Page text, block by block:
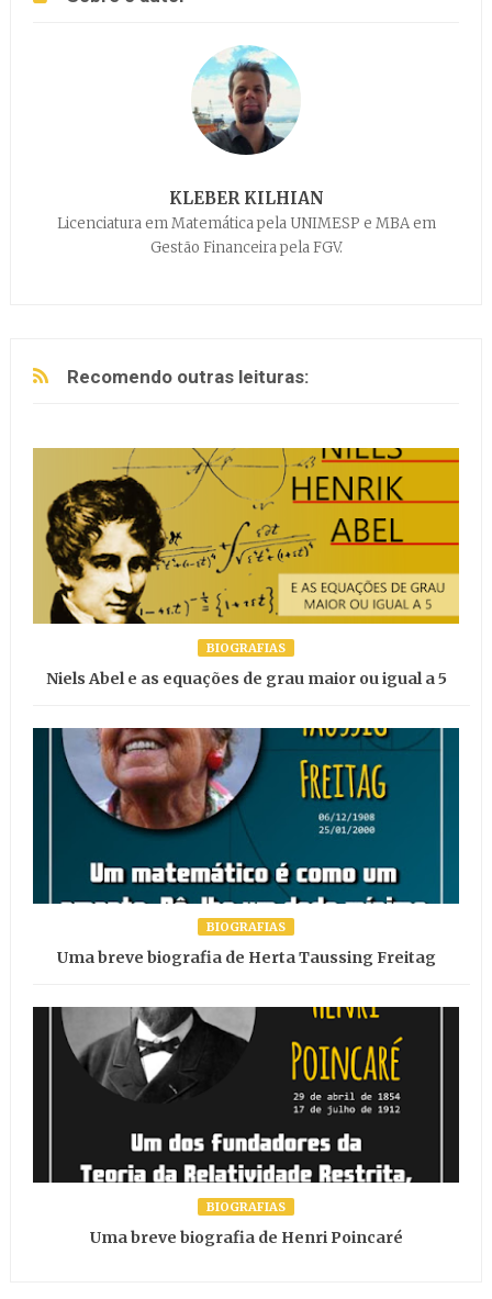
KLEBER KILHIAN
Licenciatura em Matemática pela UNIMESP e MBA em
Gestão Financeira pela FGV.
Recomendo outras leituras:
BIOGRAFIAS
Niels Abel e as equações de grau maior ou igual a 5
BIOGRAFIAS
Uma breve biografia de Herta Taussing Freitag
BIOGRAFIAS
Uma breve biografia de Henri Poincaré